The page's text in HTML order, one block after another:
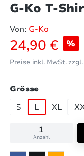
G-Ko T-
Von: G-Ko
Verkaufspreis:
24,90 € %
Preise inkl. MwSt.
Grösseauswählen
S
L XL
Anzahl